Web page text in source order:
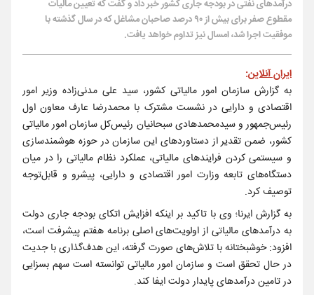
درآمدهای نفتی در بودجه جاری کشور خبر داد و گفت که تعیین مالیات
مقطوع صفر برای بیش از ۹۰ درصد صاحبان مشاغل که در سال گذشته با
موفقیت اجرا شد، امسال نیز تداوم خواهد یافت.
ایران آنلاین:
به گزارش سازمان امور مالیاتی کشور، سید علی مدنی‌زاده وزیر امور
اقتصادی و دارایی در نشست مشترک با محمدرضا عارف معاون اول
رئیس‌جمهور و سیدمحمدهادی سبحانیان رئیس‌کل سازمان امور مالیاتی
کشور، ضمن تقدیر از دستاوردهای این سازمان در حوزه هوشمندسازی
و سیستمی کردن فرایندهای مالیاتی، عملکرد نظام مالیاتی را در میان
دستگاه‌های تابعه وزارت امور اقتصادی و دارایی، پیشرو و قابل‌توجه
توصیف کرد.
به گزارش ایرنا؛ وی با تاکید بر اینکه افزایش اتکای بودجه جاری دولت
به درآمدهای مالیاتی از اولویت‌های اصلی برنامه هفتم پیشرفت است،
افزود: خوشبختانه با تلاش‌های صورت گرفته، این هدف‌گذاری با جدیت
در حال تحقق است و سازمان امور مالیاتی توانسته است سهم بسزایی
در تامین درآمدهای پایدار دولت ایفا کند.